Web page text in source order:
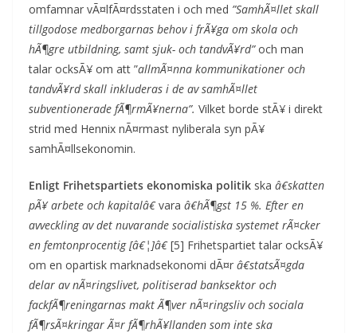
omfamnar vÃ¤lfÃ¤rdsstaten i och med ”SamhÃ¤llet skall
tillgodose medborgarnas behov i frÃ¥ga om skola och
hÃ¶gre utbildning, samt sjuk- och tandvÃ¥rd”och man
talar ocksÃ¥ om att ”allmÃ¤nna kommunikationer och
tandvÃ¥rd skall inkluderas i de av samhÃ¤llet
subventionerade fÃ¶rmÃ¥nerna”. Vilket borde stÃ¥ i direkt
strid med Hennix nÃ¤rmast nyliberala syn pÃ¥
samhÃ¤llsekonomin.
Enligt Frihetspartiets ekonomiska politik ska â€skatten
pÃ¥ arbete och kapitalâ€vara â€hÃ¶gst 15 %. Efter en
avveckling av det nuvarande socialistiska systemet rÃ¤cker
en femtonprocentig [â€¦]â€[5] Frihetspartiet talar ocksÃ¥
om en opartisk marknadsekonomi dÃ¤r â€statsÃ¤gda
delar av nÃ¤ringslivet, politiserad banksektor och
fackfÃ¶reningarnas makt Ã¶ver nÃ¤ringsliv och sociala
fÃ¶rsÃ¤kringar Ã¤r fÃ¶rhÃ¥llanden som inte ska